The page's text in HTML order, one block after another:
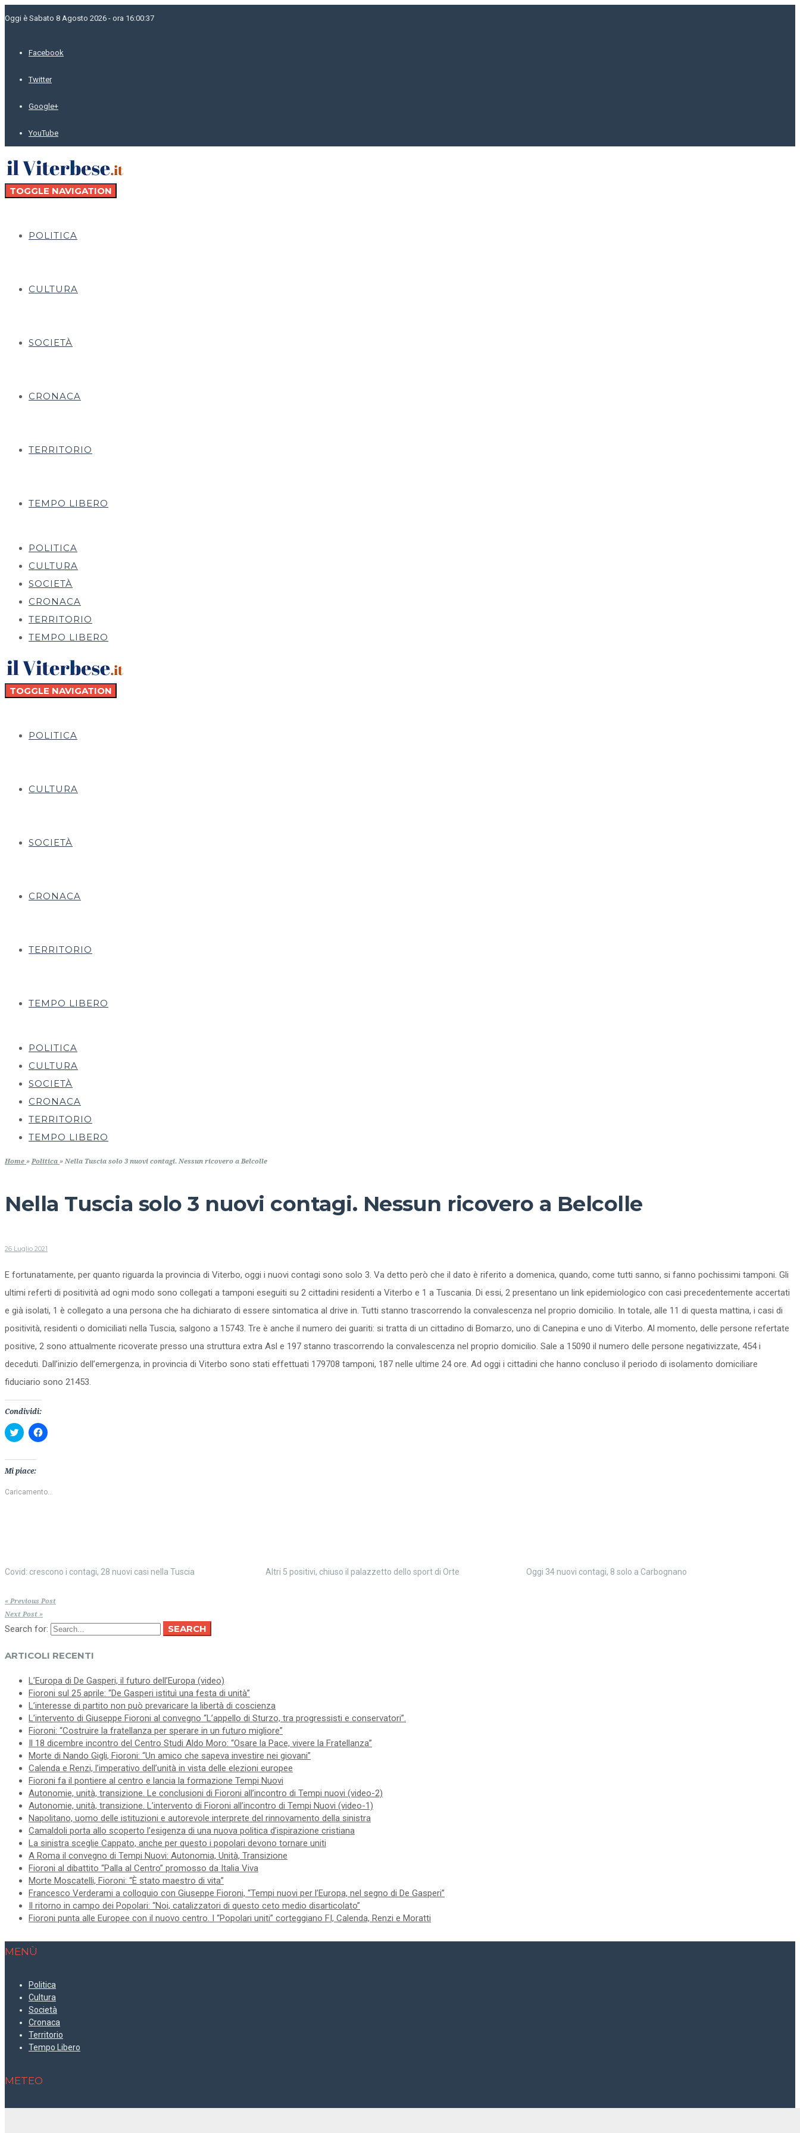
Oggi è Sabato 8 Agosto 2026 - ora 16:00:37
Facebook
Twitter
Google+
YouTube
TOGGLE NAVIGATION
POLITICA
CULTURA
SOCIETÀ
CRONACA
TERRITORIO
TEMPO LIBERO
POLITICA
CULTURA
SOCIETÀ
CRONACA
TERRITORIO
TEMPO LIBERO
TOGGLE NAVIGATION
POLITICA
CULTURA
SOCIETÀ
CRONACA
TERRITORIO
TEMPO LIBERO
POLITICA
CULTURA
SOCIETÀ
CRONACA
TERRITORIO
TEMPO LIBERO
Home » Politica » Nella Tuscia solo 3 nuovi contagi. Nessun ricovero a Belcolle
Nella Tuscia solo 3 nuovi contagi. Nessun ricovero a Belcolle
26 Luglio 2021
E fortunatamente, per quanto riguarda la provincia di Viterbo, oggi i nuovi contagi sono solo 3. Va detto però che il dato è riferito a domenica, quando, come tutti sanno, si fanno pochissimi tamponi. Gli
ultimi referti di positività ad ogni modo sono collegati a tamponi eseguiti su 2 cittadini residenti a Viterbo e 1 a Tuscania. Di essi, 2 presentano un link epidemiologico con casi precedentemente accertati
e già isolati, 1 è collegato a una persona che ha dichiarato di essere sintomatica al drive in. Tutti stanno trascorrendo la convalescenza nel proprio domicilio. In totale, alle 11 di questa mattina, i casi di
positività, residenti o domiciliati nella Tuscia, salgono a 15743. Tre è anche il numero dei guariti: si tratta di un cittadino di Bomarzo, uno di Canepina e uno di Viterbo. Al momento, delle persone refertate
positive, 2 sono attualmente ricoverate presso una struttura extra Asl e 197 stanno trascorrendo la convalescenza nel proprio domicilio. Sale a 15090 il numero delle persone negativizzate, 454 i
deceduti. Dall’inizio dell’emergenza, in provincia di Viterbo sono stati effettuati 179708 tamponi, 187 nelle ultime 24 ore. Ad oggi i cittadini che hanno concluso il periodo di isolamento domiciliare
fiduciario sono 21453.
Condividi:
Fai
clic
condividere
su
Twitter
apre
Fai
clic
in
Mi piace:
Caricamento...
Covid: crescono i contagi, 28 nuovi casi nella Tuscia Altri 5 positivi, chiuso il palazzetto dello sport di Orte Oggi 34 nuovi contagi, 8 solo a Carbognano
« Previous Post
Next Post »
Search for: SEARCH
ARTICOLI RECENTI
L’Europa di De Gasperi, il futuro dell’Europa (video)
Fioroni sul 25 aprile: “De Gasperi istituì una festa di unità”
L’interesse di partito non può prevaricare la libertà di coscienza
L’intervento di Giuseppe Fioroni al convegno “L’appello di Sturzo, tra progressisti e conservatori”.
Fioroni: “Costruire la fratellanza per sperare in un futuro migliore”
Il 18 dicembre incontro del Centro Studi Aldo Moro: “Osare la Pace, vivere la Fratellanza”
Morte di Nando Gigli, Fioroni: “Un amico che sapeva investire nei giovani”
Calenda e Renzi, l’imperativo dell’unità in vista delle elezioni europee
Fioroni fa il pontiere al centro e lancia la formazione Tempi Nuovi
Autonomie, unità, transizione. Le conclusioni di Fioroni all’incontro di Tempi nuovi (video-2)
Autonomie, unità, transizione. L’intervento di Fioroni all’incontro di Tempi Nuovi (video-1)
Napolitano, uomo delle istituzioni e autorevole interprete del rinnovamento della sinistra
Camaldoli porta allo scoperto l’esigenza di una nuova politica d’ispirazione cristiana
La sinistra sceglie Cappato, anche per questo i popolari devono tornare uniti
A Roma il convegno di Tempi Nuovi: Autonomia, Unità, Transizione
Fioroni al dibattito “Palla al Centro” promosso da Italia Viva
Morte Moscatelli, Fioroni: “È stato maestro di vita”
Francesco Verderami a colloquio con Giuseppe Fioroni, “Tempi nuovi per l’Europa, nel segno di De Gasperi”
Il ritorno in campo dei Popolari: “Noi, catalizzatori di questo ceto medio disarticolato”
Fioroni punta alle Europee con il nuovo centro. I “Popolari uniti” corteggiano FI, Calenda, Renzi e Moratti
MENÙ
Politica
Cultura
Società
Cronaca
Territorio
Tempo Libero
METEO